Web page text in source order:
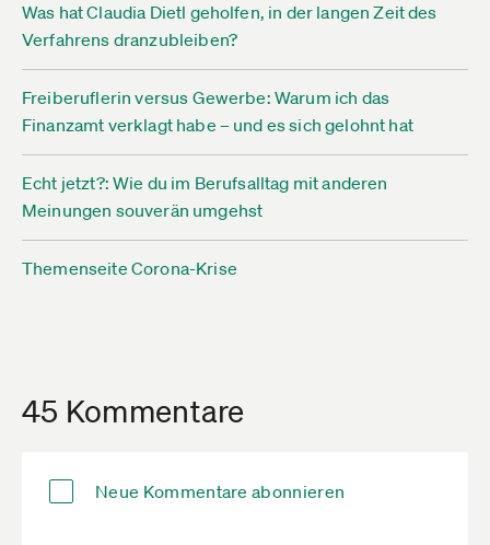
Was hat Claudia Dietl geholfen, in der langen Zeit des
Verfahrens dranzubleiben?
Freiberuflerin versus Gewerbe: Warum ich das
Finanzamt verklagt habe – und es sich gelohnt hat
Echt jetzt?: Wie du im Berufsalltag mit anderen
Meinungen souverän umgehst
Themenseite Corona-Krise
45 Kommentare
Neue Kommentare abonnieren